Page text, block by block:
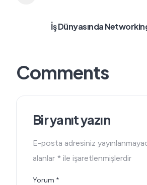
İş Dünyasında
Comments
Bir yanıt yazın
E-posta adresiniz
alanlar * ile işaretlenmişlerdir
Yorum *